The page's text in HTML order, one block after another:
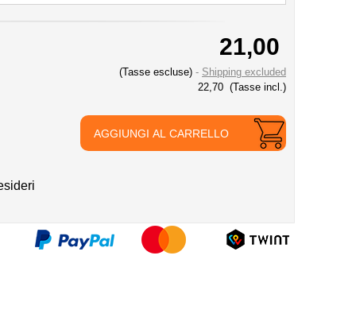
21,00
(Tasse escluse)
Shipping excluded
22,70 (Tasse incl.)
AGGIUNGI AL CARRELLO